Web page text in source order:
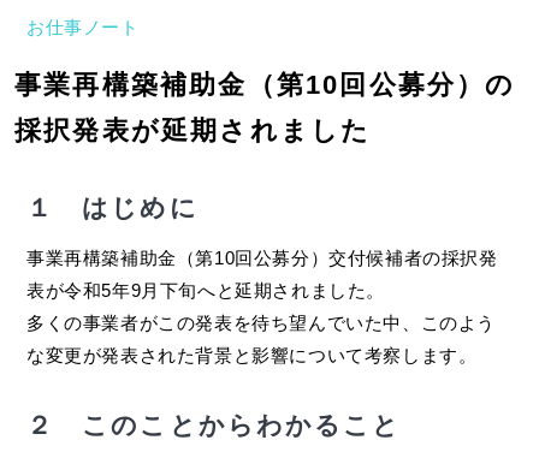
お仕事ノート
事業再構築補助金（第10回公募分）の
採択発表が延期されました
１ はじめに
事業再構築補助金（第10回公募分）交付候補者の採択発
表が令和5年9月下旬へと延期されました。
多くの事業者がこの発表を待ち望んでいた中、このよう
な変更が発表された背景と影響について考察します。
２ このことからわかること